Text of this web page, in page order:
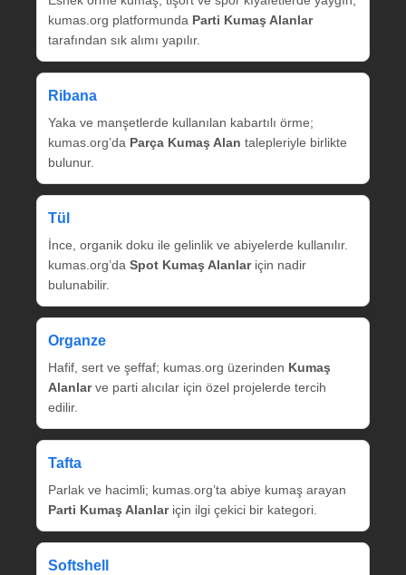
kumas.org platformunda Parti Kumaş Alanlar
tarafından sık alımı yapılır.
Ribana
Yaka ve manşetlerde kullanılan kabartılı örme;
kumas.org’da Parça Kumaş Alan talepleriyle birlikte
bulunur.
Tül
İnce, organik doku ile gelinlik ve abiyelerde kullanılır.
kumas.org’da Spot Kumaş Alanlariçin nadir
bulunabilir.
Organze
Hafif, sert ve şeffaf; kumas.org üzerinden Kumaş
Alanlarve parti alıcılar için özel projelerde tercih
edilir.
Tafta
Parlak ve hacimli; kumas.org’ta abiye kumaş arayan
Parti Kumaş Alanlariçin ilgi çekici bir kategori.
Softshell